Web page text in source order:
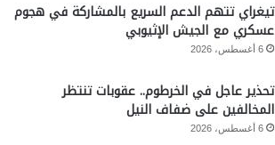
تيغراي تتهم الدعم السريع بالمشاركة في هجوم
عسكري مع الجيش الإثيوبي
6 أغسطس، 2026
تحذير عاجل في الخرطوم.. عقوبات تنتظر
المخالفين على ضفاف النيل
6 أغسطس، 2026